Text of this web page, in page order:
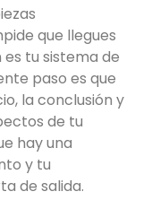
que llegues
tu sistema de
paso es que
la conclusión y
de tu
hay una
y tu
de salida.